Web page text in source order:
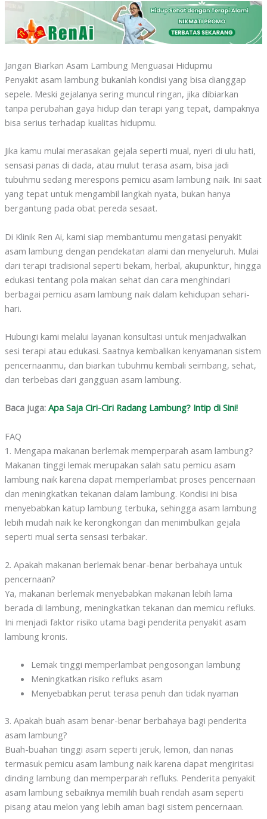
Jangan Biarkan Asam Lambung Menguasai Hidupmu
Penyakit asam lambung bukanlah kondisi yang bisa dianggap
sepele. Meski gejalanya sering muncul ringan, jika dibiarkan
tanpa perubahan gaya hidup dan terapi yang tepat, dampaknya
bisa serius terhadap kualitas hidupmu.
Jika kamu mulai merasakan gejala seperti mual, nyeri di ulu hati,
sensasi panas di dada, atau mulut terasa asam, bisa jadi
tubuhmu sedang merespons pemicu asam lambung naik. Ini saat
yang tepat untuk mengambil langkah nyata, bukan hanya
bergantung pada obat pereda sesaat.
Di Klinik Ren Ai, kami siap membantumu mengatasi penyakit
asam lambung dengan pendekatan alami dan menyeluruh. Mulai
dari terapi tradisional seperti bekam, herbal, akupunktur, hingga
edukasi tentang pola makan sehat dan cara menghindari
berbagai pemicu asam lambung naik dalam kehidupan sehari-
hari.
Hubungi kami melalui layanan konsultasi untuk menjadwalkan
sesi terapi atau edukasi. Saatnya kembalikan kenyamanan sistem
pencernaanmu, dan biarkan tubuhmu kembali seimbang, sehat,
dan terbebas dari gangguan asam lambung.
Baca juga: Apa Saja Ciri-Ciri Radang Lambung? Intip di Sini!
FAQ
1. Mengapa makanan berlemak memperparah asam lambung?
Makanan tinggi lemak merupakan salah satu pemicu asam
lambung naik karena dapat memperlambat proses pencernaan
dan meningkatkan tekanan dalam lambung. Kondisi ini bisa
menyebabkan katup lambung terbuka, sehingga asam lambung
lebih mudah naik ke kerongkongan dan menimbulkan gejala
seperti mual serta sensasi terbakar.
2. Apakah makanan berlemak benar-benar berbahaya untuk
pencernaan?
Ya, makanan berlemak menyebabkan makanan lebih lama
berada di lambung, meningkatkan tekanan dan memicu refluks.
Ini menjadi faktor risiko utama bagi penderita penyakit asam
lambung kronis.
Lemak tinggi memperlambat pengosongan lambung
Meningkatkan risiko refluks asam
Menyebabkan perut terasa penuh dan tidak nyaman
3. Apakah buah asam benar-benar berbahaya bagi penderita
asam lambung?
Buah-buahan tinggi asam seperti jeruk, lemon, dan nanas
termasuk pemicu asam lambung naik karena dapat mengiritasi
dinding lambung dan memperparah refluks. Penderita penyakit
asam lambung sebaiknya memilih buah rendah asam seperti
pisang atau melon yang lebih aman bagi sistem pencernaan.